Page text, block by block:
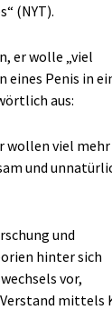
(NYT).
er wolle „viel
eines Penis in
aus:
wollen viel mehr
und
und
hinter sich
vor,
mittels